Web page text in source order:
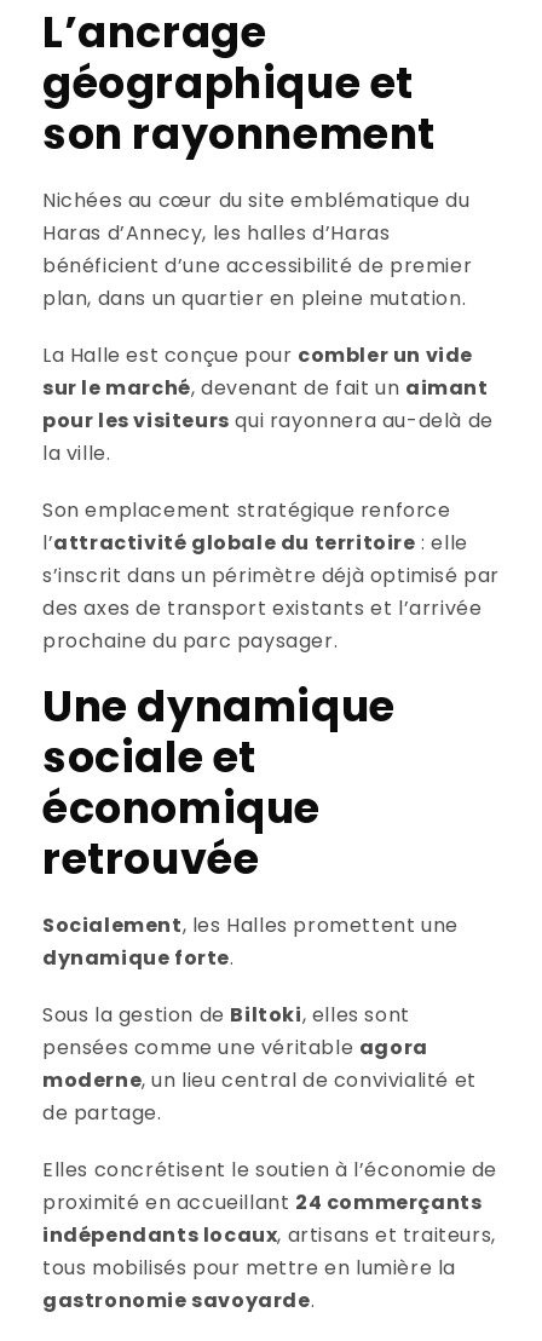
L’ancrage
géographique et
son rayonnement
Nichées au cœur du site emblématique du
Haras d’Annecy, les halles d’Haras
bénéficient d’une accessibilité de premier
plan, dans un quartier en pleine mutation.
La Halle est conçue pour combler un vide
sur le marché, devenant de fait un aimant
pour les visiteurs qui rayonnera au-delà de
la ville.
Son emplacement stratégique renforce
l’attractivité globale du territoire : elle
s’inscrit dans un périmètre déjà optimisé par
des axes de transport existants et l’arrivée
prochaine du parc paysager.
Une dynamique
sociale et
économique
retrouvée
Socialement, les Halles promettent une
dynamique forte.
Sous la gestion de Biltoki, elles sont
pensées comme une véritable agora
moderne, un lieu central de convivialité et
de partage.
Elles concrétisent le soutien à l’économie de
proximité en accueillant 24 commerçants
indépendants locaux, artisans et traiteurs,
tous mobilisés pour mettre en lumière la
gastronomie savoyarde.